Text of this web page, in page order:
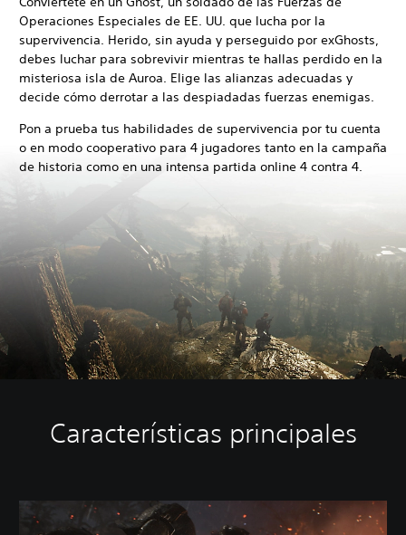
Operaciones Especiales de EE. UU. que lucha por la
supervivencia. Herido, sin ayuda y perseguido por exGhosts,
debes luchar para sobrevivir mientras te hallas perdido en la
misteriosa isla de Auroa. Elige las alianzas adecuadas y
decide cómo derrotar a las despiadadas fuerzas enemigas.
Pon a prueba tus habilidades de supervivencia por tu cuenta
o en modo cooperativo para 4 jugadores tanto en la campaña
de historia como en una intensa partida online 4 contra 4.
Características principales